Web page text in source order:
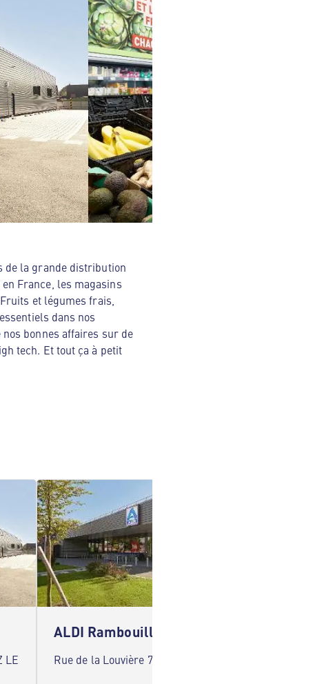
de la grande distribution
France, les magasins
et légumes frais,
dans nos
bonnes affaires sur de
tech. Et tout ça à petit
LE
ALDI Rambouillet
Rue de la Louvière 78120 Rambouillet